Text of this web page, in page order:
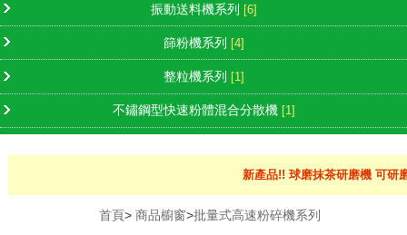
振動送料機系列 [6]
篩粉機系列 [4]
整粒機系列 [1]
不鏽鋼型快速粉體混合分散機 [1]
新產品!! 球磨抹茶研磨機 可研磨
首頁> 商品櫥窗>批量式高速粉碎機系列